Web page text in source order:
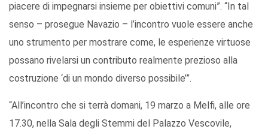
piacere di impegnarsi insieme per obiettivi comuni”. “In tal
senso – prosegue Navazio – l’incontro vuole essere anche
uno strumento per mostrare come, le esperienze virtuose
possano rivelarsi un contributo realmente prezioso alla
costruzione ‘di un mondo diverso possibile’”.
“All’incontro che si terrà domani, 19 marzo a Melfi, alle ore
17.30, nella Sala degli Stemmi del Palazzo Vescovile,